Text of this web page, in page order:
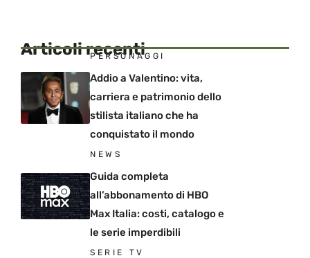
Articoli recenti
PERSONAGGI
Addio a Valentino: vita,
carriera e patrimonio dello
stilista italiano che ha
conquistato il mondo
NEWS
Guida completa
all’abbonamento di HBO
Max Italia: costi, catalogo e
le serie imperdibili
SERIE TV